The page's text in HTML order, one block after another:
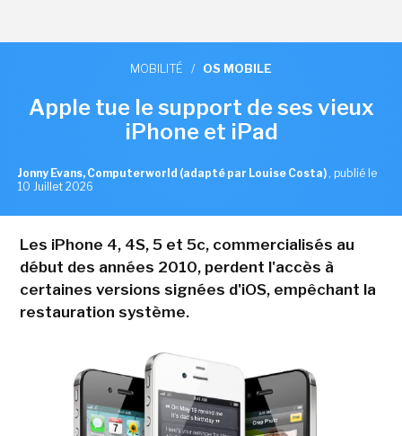
MOBILITÉ / OS MOBILE
Apple tue le support de ses vieux
iPhone et iPad
Jonny Evans, Computerworld (adapté par Louise Costa) , publié le
10 Juillet 2026
Les iPhone 4, 4S, 5 et 5c, commercialisés au
début des années 2010, perdent l'accès à
certaines versions signées d'iOS, empêchant la
restauration système.